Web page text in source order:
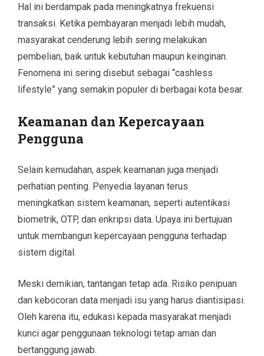
Hal ini berdampak pada meningkatnya frekuensi
transaksi. Ketika pembayaran menjadi lebih mudah,
masyarakat cenderung lebih sering melakukan
pembelian, baik untuk kebutuhan maupun keinginan.
Fenomena ini sering disebut sebagai “cashless
lifestyle” yang semakin populer di berbagai kota besar.
Keamanan dan Kepercayaan
Pengguna
Selain kemudahan, aspek keamanan juga menjadi
perhatian penting. Penyedia layanan terus
meningkatkan sistem keamanan, seperti autentikasi
biometrik, OTP, dan enkripsi data. Upaya ini bertujuan
untuk membangun kepercayaan pengguna terhadap
sistem digital.
Meski demikian, tantangan tetap ada. Risiko penipuan
dan kebocoran data menjadi isu yang harus diantisipasi.
Oleh karena itu, edukasi kepada masyarakat menjadi
kunci agar penggunaan teknologi tetap aman dan
bertanggung jawab.